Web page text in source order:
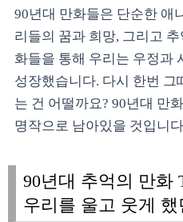
90년대 만화들은 단순한 애
리들의 꿈과 희망, 그리고
화들을 통해 우리는 우정과
성장했습니다. 다시 한번 그
는 건 어떨까요? 90년대 만
명작으로 남아있을 것입니
90년대 추억의 만화
우리를 울고 웃게